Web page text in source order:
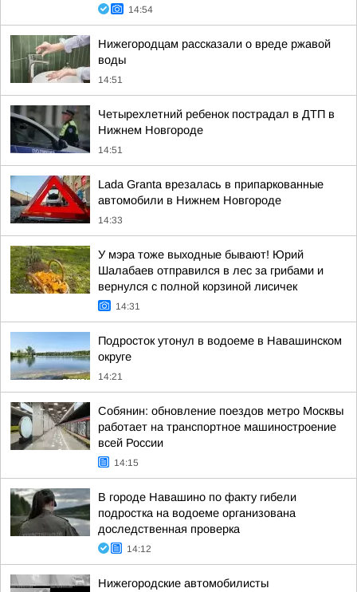
14:54
Нижегородцам рассказали о вреде ржавой
воды
14:51
Четырехлетний ребенок пострадал в ДТП в
Нижнем Новгороде
14:51
Lada Granta врезалась в припаркованные
автомобили в Нижнем Новгороде
14:33
У мэра тоже выходные бывают! Юрий
Шалабаев отправился в лес за грибами и
вернулся с полной корзиной лисичек
14:31
Подросток утонул в водоеме в Навашинском
округе
14:21
Собянин: обновление поездов метро Москвы
работает на транспортное машиностроение
всей России
14:15
В городе Навашино по факту гибели
подростка на водоеме организована
доследственная проверка
14:12
Нижегородские автомобилисты